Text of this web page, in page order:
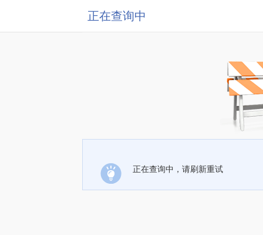
正在查询中
正在查询中，请刷新重试